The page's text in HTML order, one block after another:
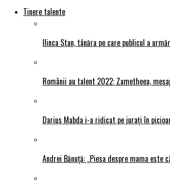
Tinere talente
Ilinca Stan, tânăra pe care publicul a
Românii au talent 2022: Zametheea,
Darius Mabda i-a ridicat pe jurați în
Andrei Bănuță: „Piesa despre mama este